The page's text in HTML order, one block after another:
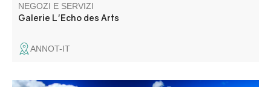
NEGOZI E SERVIZI
Galerie L'Echo des Arts
ANNOT-IT